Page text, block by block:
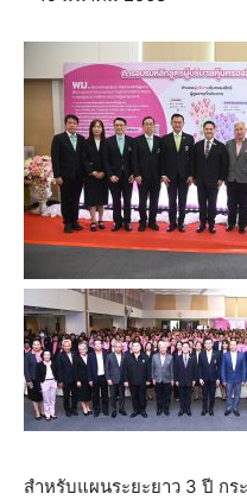
สำหรับแผนระยะยาว 3 ปี กร